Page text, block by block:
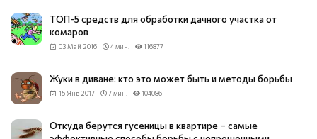
ТОП-5 средств для обработки дачного участка от
комаров
03 Май 2016 4 мин. 116877
Жуки в диване: кто это может быть и методы борьбы
15 Янв 2017 7 мин. 104086
Откуда берутся гусеницы в квартире – самые